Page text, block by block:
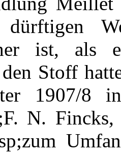
dürftigen
ist, als
Stoff
1907/8
N.